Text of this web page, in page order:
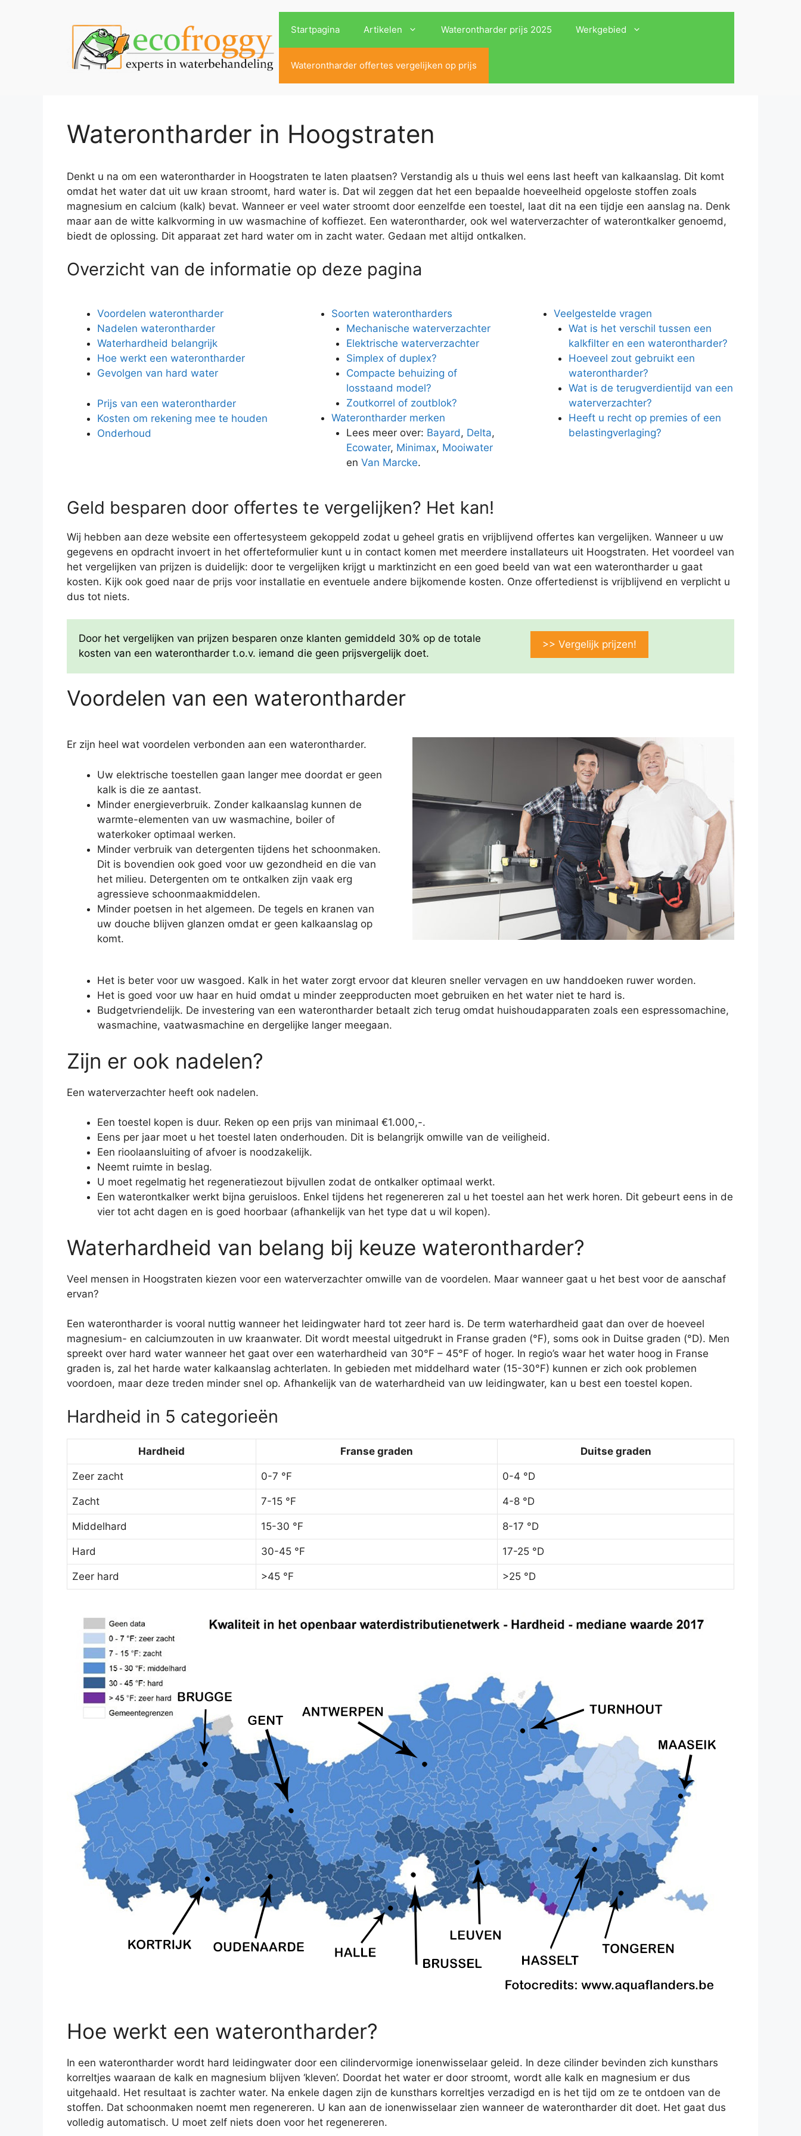
Startpagina Artikelen Waterontharder prijs 2025 Werkgebied
Waterontharder offertes vergelijken op prijs
Waterontharder in Hoogstraten
Denkt u na om een waterontharder in Hoogstraten te laten plaatsen? Verstandig als u thuis wel eens last heeft van kalkaanslag. Dit komt
omdat het water dat uit uw kraan stroomt, hard water is. Dat wil zeggen dat het een bepaalde hoeveelheid opgeloste stoffen zoals
magnesium en calcium (kalk) bevat. Wanneer er veel water stroomt door eenzelfde een toestel, laat dit na een tijdje een aanslag na. Denk
maar aan de witte kalkvorming in uw wasmachine of koffiezet. Een waterontharder, ook wel waterverzachter of waterontkalker genoemd,
biedt de oplossing. Dit apparaat zet hard water om in zacht water. Gedaan met altijd ontkalken.
Overzicht van de informatie op deze pagina
Voordelen waterontharder
Nadelen waterontharder
Waterhardheid belangrijk
Hoe werkt een waterontharder
Gevolgen van hard water
Prijs van een waterontharder
Kosten om rekening mee te houden
Onderhoud
Soorten waterontharders
Mechanische waterverzachter
Elektrische waterverzachter
Simplex of duplex?
Compacte behuizing of
losstaand model?
Zoutkorrel of zoutblok?
Waterontharder merken
Lees meer over: Bayard, Delta,
Ecowater, Minimax, Mooiwater
enVan Marcke.
Veelgestelde vragen
Wat is het verschil tussen een
kalkfilter en een waterontharder?
Hoeveel zout gebruikt een
waterontharder?
Wat is de terugverdientijd van een
waterverzachter?
Heeft u recht op premies of een
belastingverlaging?
Geld besparen door offertes te vergelijken? Het kan!
Wij hebben aan deze website een offertesysteem gekoppeld zodat u geheel gratis en vrijblijvend offertes kan vergelijken. Wanneer u uw
gegevens en opdracht invoert in het offerteformulier kunt u in contact komen met meerdere installateurs uit Hoogstraten. Het voordeel van
het vergelijken van prijzen is duidelijk: door te vergelijken krijgt u marktinzicht en een goed beeld van wat een waterontharder u gaat
kosten. Kijk ook goed naar de prijs voor installatie en eventuele andere bijkomende kosten. Onze offertedienst is vrijblijvend en verplicht u
dus tot niets.
Door het vergelijken van prijzen besparen onze klanten gemiddeld 30% op de totale
kosten van een waterontharder t.o.v. iemand die geen prijsvergelijk doet.
>> Vergelijk prijzen!
Voordelen van een waterontharder
Er zijn heel wat voordelen verbonden aan een waterontharder.
Uw elektrische toestellen gaan langer mee doordat er geen
kalk is die ze aantast.
Minder energieverbruik. Zonder kalkaanslag kunnen de
warmte-elementen van uw wasmachine, boiler of
waterkoker optimaal werken.
Minder verbruik van detergenten tijdens het schoonmaken.
Dit is bovendien ook goed voor uw gezondheid en die van
het milieu. Detergenten om te ontkalken zijn vaak erg
agressieve schoonmaakmiddelen.
Minder poetsen in het algemeen. De tegels en kranen van
uw douche blijven glanzen omdat er geen kalkaanslag op
komt.
Het is beter voor uw wasgoed. Kalk in het water zorgt ervoor dat kleuren sneller vervagen en uw handdoeken ruwer worden.
Het is goed voor uw haar en huid omdat u minder zeepproducten moet gebruiken en het water niet te hard is.
Budgetvriendelijk. De investering van een waterontharder betaalt zich terug omdat huishoudapparaten zoals een espressomachine,
wasmachine, vaatwasmachine en dergelijke langer meegaan.
Zijn er ook nadelen?
Een waterverzachter heeft ook nadelen.
Een toestel kopen is duur. Reken op een prijs van minimaal €1.000,-.
Eens per jaar moet u het toestel laten onderhouden. Dit is belangrijk omwille van de veiligheid.
Een rioolaansluiting of afvoer is noodzakelijk.
Neemt ruimte in beslag.
U moet regelmatig het regeneratiezout bijvullen zodat de ontkalker optimaal werkt.
Een waterontkalker werkt bijna geruisloos. Enkel tijdens het regenereren zal u het toestel aan het werk horen. Dit gebeurt eens in de
vier tot acht dagen en is goed hoorbaar (afhankelijk van het type dat u wil kopen).
Waterhardheid van belang bij keuze waterontharder?
Veel mensen in Hoogstraten kiezen voor een waterverzachter omwille van de voordelen. Maar wanneer gaat u het best voor de aanschaf
ervan?
Een waterontharder is vooral nuttig wanneer het leidingwater hard tot zeer hard is. De term waterhardheid gaat dan over de hoeveel
magnesium- en calciumzouten in uw kraanwater. Dit wordt meestal uitgedrukt in Franse graden (°F), soms ook in Duitse graden (°D). Men
spreekt over hard water wanneer het gaat over een waterhardheid van 30°F – 45°F of hoger. In regio’s waar het water hoog in Franse
graden is, zal het harde water kalkaanslag achterlaten. In gebieden met middelhard water (15-30°F) kunnen er zich ook problemen
voordoen, maar deze treden minder snel op. Afhankelijk van de waterhardheid van uw leidingwater, kan u best een toestel kopen.
Hardheid in 5 categorieën
Hardheid Franse graden Duitse graden
Zeer zacht 0-7 °F 0-4 °D
Zacht 7-15 °F 4-8 °D
Middelhard 15-30 °F 8-17 °D
Hard 30-45 °F 17-25 °D
Zeer hard >45 °F >25 °D
Hoe werkt een waterontharder?
In een waterontharder wordt hard leidingwater door een cilindervormige ionenwisselaar geleid. In deze cilinder bevinden zich kunsthars
korreltjes waaraan de kalk en magnesium blijven ‘kleven’. Doordat het water er door stroomt, wordt alle kalk en magnesium er dus
uitgehaald. Het resultaat is zachter water. Na enkele dagen zijn de kunsthars korreltjes verzadigd en is het tijd om ze te ontdoen van de
stoffen. Dat schoonmaken noemt men regenereren. U kan aan de ionenwisselaar zien wanneer de waterontharder dit doet. Het gaat dus
volledig automatisch. U moet zelf niets doen voor het regenereren.